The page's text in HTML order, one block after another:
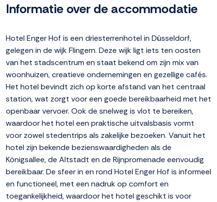
Informatie over de accommodatie
Hotel Enger Hof is een driesterrenhotel in Düsseldorf,
gelegen in de wijk Flingern. Deze wijk ligt iets ten oosten
van het stadscentrum en staat bekend om zijn mix van
woonhuizen, creatieve ondernemingen en gezellige cafés.
Het hotel bevindt zich op korte afstand van het centraal
station, wat zorgt voor een goede bereikbaarheid met het
openbaar vervoer. Ook de snelweg is vlot te bereiken,
waardoor het hotel een praktische uitvalsbasis vormt
voor zowel stedentrips als zakelijke bezoeken. Vanuit het
hotel zijn bekende bezienswaardigheden als de
Königsallee, de Altstadt en de Rijnpromenade eenvoudig
bereikbaar. De sfeer in en rond Hotel Enger Hof is informeel
en functioneel, met een nadruk op comfort en
toegankelijkheid, waardoor het hotel geschikt is voor